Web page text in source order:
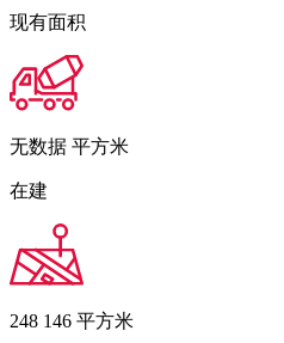
现有面积
无数据 平方米
在建
248 146 平方米